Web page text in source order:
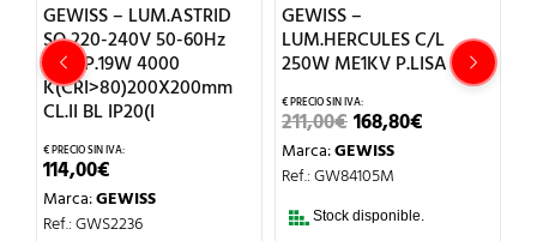
GEWISS – LUM.ASTRID
SQ.220-240V 50-60Hz
INDEP.19W 4000
K(CRI>80)200X200mm
CL.II BL IP20(I
114,00€
Marca:GEWISS
Ref.: GWS2236
GEWISS –
LUM.HERCULES C/L
250W ME1KV P.LISA
211,00€EL
PRECIO
ORIGINAL
ERA:
168,80€
Marca:GEWISS
Ref.: GW84105M
Stock disponible.